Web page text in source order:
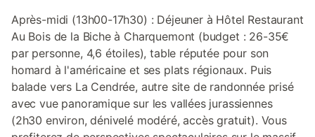
Après-midi (13h00-17h30) : Déjeuner à Hôtel Restaurant
Au Bois de la Biche à Charquemont (budget : 26-35€
par personne, 4,6 étoiles), table réputée pour son
homard à l'américaine et ses plats régionaux. Puis
balade vers La Cendrée, autre site de randonnée prisé
avec vue panoramique sur les vallées jurassiennes
(2h30 environ, dénivelé modéré, accès gratuit). Vous